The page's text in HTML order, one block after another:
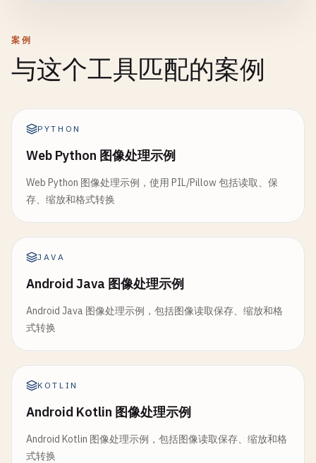
案例
与这个工具匹配的案例
PYTHON
Web Python 图像处理示例
Web Python 图像处理示例，使用 PIL/Pillow 包括读取、保
存、缩放和格式转换
JAVA
Android Java 图像处理示例
Android Java 图像处理示例，包括图像读取保存、缩放和格
式转换
KOTLIN
Android Kotlin 图像处理示例
Android Kotlin 图像处理示例，包括图像读取保存、缩放和格
式转换